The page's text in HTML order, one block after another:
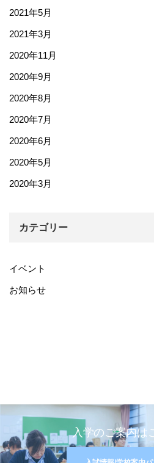
2021年5月
2021年3月
2020年11月
2020年9月
2020年8月
2020年7月
2020年6月
2020年5月
2020年3月
カテゴリー
イベント
お知らせ
入学のご案内は